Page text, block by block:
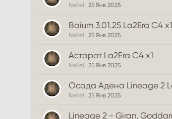
Nelliel 25 Янв 2025
Baium 3.01.25 La2Era C4 x1
Nelliel 25 Янв 2025
Астарот La2Era C4 x1
Nelliel 25 Янв 2025
Осада Адена Lineage 2
Nelliel 25 Янв 2025
Lineage 2 - Giran,